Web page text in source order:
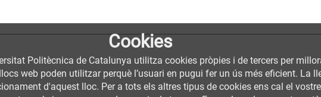
Cookies
Politècnica de Catalunya utilitza cookies pròpies i de tercers per
web poden utilitzar perquè l’usuari en pugui fer un ús més eficient. La
d'aquest lloc. Per a tots els altres tipus de cookies ens cal el